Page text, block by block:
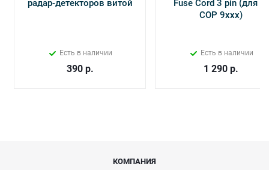
радар-детекторов витой
Есть в наличии
390р.
Fuse Cord 3 pin (для Х-
СОР 9ххх)
Есть в наличии
1 290 р.
КОМПАНИЯ